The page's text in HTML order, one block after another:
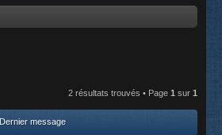
2 résultats trouvés • Page 1 sur 1
Dernier message